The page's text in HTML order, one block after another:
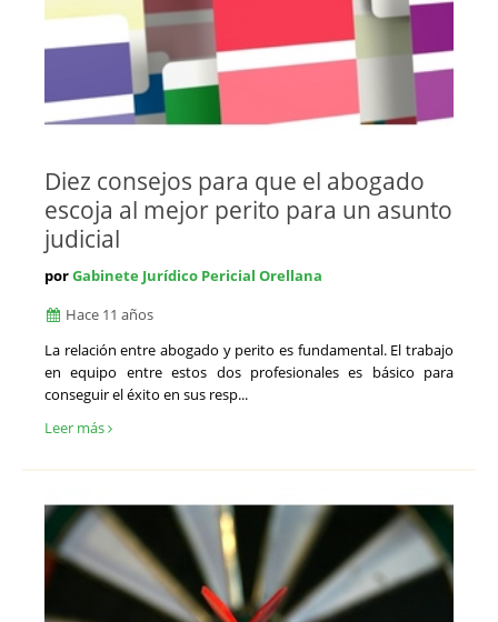
Diez consejos para que el abogado
escoja al mejor perito para un asunto
judicial
porGabinete Jurídico Pericial Orellana
Hace 11 años
La relación entre abogado y perito es fundamental. El trabajo
en equipo entre estos dos profesionales es básico para
conseguir el éxito en sus resp...
Leer más